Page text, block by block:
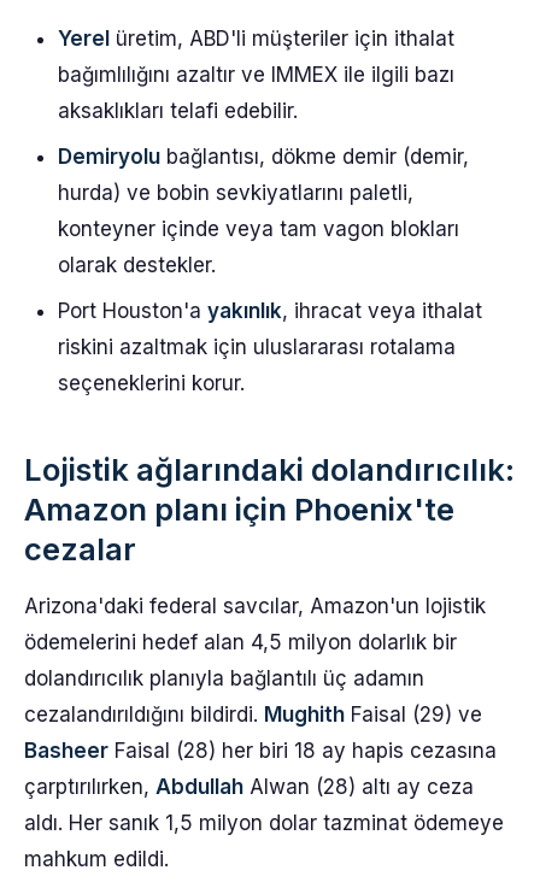
Yerel üretim, ABD'li müşteriler için ithalat
bağımlılığını azaltır ve IMMEX ile ilgili bazı
aksaklıkları telafi edebilir.
Demiryolu bağlantısı, dökme demir (demir,
hurda) ve bobin sevkiyatlarını paletli,
konteyner içinde veya tam vagon blokları
olarak destekler.
Port Houston'a yakınlık, ihracat veya ithalat
riskini azaltmak için uluslararası rotalama
seçeneklerini korur.
Lojistik ağlarındaki dolandırıcılık:
Amazon planı için Phoenix'te
cezalar
Arizona'daki federal savcılar, Amazon'un lojistik
ödemelerini hedef alan 4,5 milyon dolarlık bir
dolandırıcılık planıyla bağlantılı üç adamın
cezalandırıldığını bildirdi. Mughith Faisal (29) ve
Basheer Faisal (28) her biri 18 ay hapis cezasına
çarptırılırken, Abdullah Alwan (28) altı ay ceza
aldı. Her sanık 1,5 milyon dolar tazminat ödemeye
mahkum edildi.